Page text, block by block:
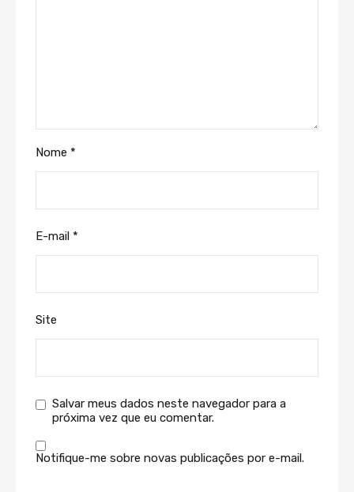
Nome *
E-mail *
Site
Salvar meus dados neste navegador para a
próxima vez que eu comentar.
Notifique-me sobre novas publicações por e-mail.